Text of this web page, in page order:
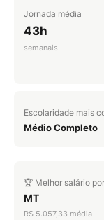
Jornada média
43h
semanais
Escolaridade mais
Médio Completo
🏆 Melhor salário
MT
R$ 5.057,33 média